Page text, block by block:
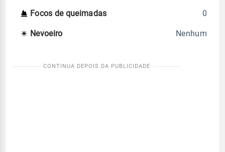
Focos de queimadas 0
Nevoeiro Nenhum